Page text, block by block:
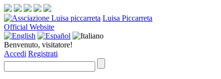
Luisa Piccarreta
Official Website
Benvenuto, visitatore!
Accedi Registrati